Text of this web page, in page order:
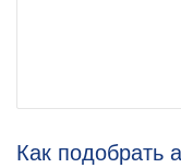
Как подобрать